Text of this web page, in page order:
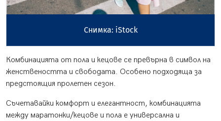
Снимка: iStock
Комбинацията от пола и кецове се превърна в символ на
женствеността и свободата. Особено подходяща за
предстоящия пролетен сезон.
Съчетавайки комфорт и елегантност, комбинацията
между маратонки/кецове и пола е универсална и